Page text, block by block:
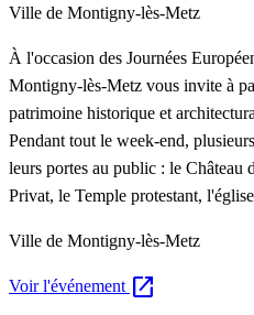
Ville de Montigny-lès-Metz
À l'occasion des Journées
Montigny-lès-Metz vous invite à
patrimoine historique et
Pendant tout le week-end,
leurs portes au public : le Château
Privat, le Temple protestant,
Ville de Montigny-lès-Metz
Voir l'événement open_in_new